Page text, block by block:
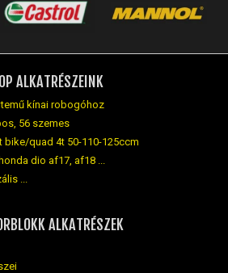
ALKATRÉSZEINK
kínai robogóhoz
56 szemes
quad 4t 50-110-125ccm
dio af17, af18 ...
...
ALKATRÉSZEK